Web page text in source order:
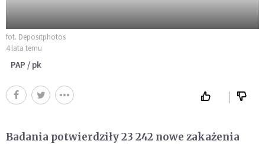
fot. Depositphotos
4 lata temu
PAP / pk
Badania potwierdziły 23 242 nowe zakażenia